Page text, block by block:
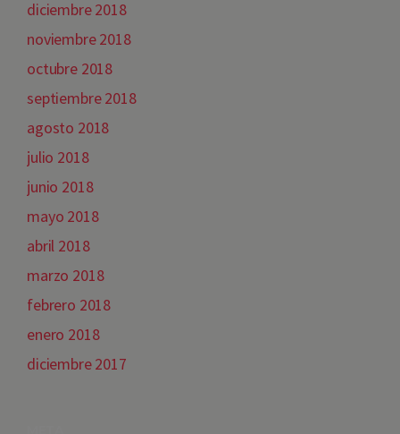
diciembre 2018
noviembre 2018
octubre 2018
septiembre 2018
agosto 2018
julio 2018
junio 2018
mayo 2018
abril 2018
marzo 2018
febrero 2018
enero 2018
diciembre 2017